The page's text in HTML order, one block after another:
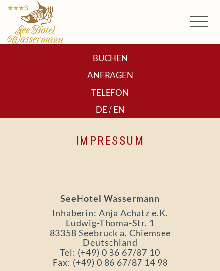
BUCHEN
ANFRAGEN
TELEFON
DE/EN
IMPRESSUM
SeeHotel Wassermann
Inhaberin: Anja Achatz e.K.
Ludwig-Thoma-Str. 1
83358 Seebruck a. Chiemsee
Deutschland
Tel: (+49) 0 86 67/87 10
Fax: (+49) 0 86 67/87 14 98